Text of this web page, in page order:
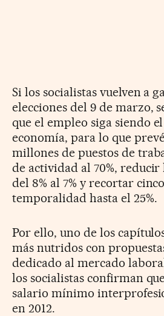
Si los socialistas vuelven a
elecciones del 9 de marzo,
que el empleo siga siendo
economía, para lo que
millones de puestos de
de actividad al 70%, reducir
del 8% al 7% y recortar
temporalidad hasta el 25%.
Por ello, uno de los
más nutridos con
dedicado al mercado
los socialistas confirman
salario mínimo
en 2012.